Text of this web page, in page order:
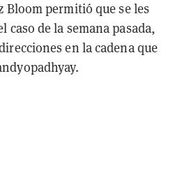
Bloom permitió que se les
caso de la semana pasada,
en la cadena que